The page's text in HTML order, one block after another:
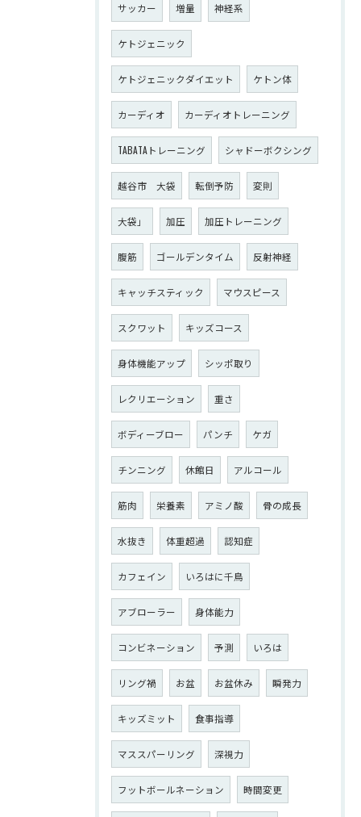
サッカー 増量 神経系
ケトジェニック
ケトジェニックダイエット ケトン体
カーディオ カーディオトレーニング
TABATAトレーニング シャドーボクシング
越谷市 大袋 転倒予防 変則
大袋」 加圧 加圧トレーニング
腹筋 ゴールデンタイム 反射神経
キャッチスティック マウスピース
スクワット キッズコース
身体機能アップ シッポ取り
レクリエーション 重さ
ボディーブロー パンチ ケガ
チンニング 休館日 アルコール
筋肉 栄養素 アミノ酸 骨の成長
水抜き 体重超過 認知症
カフェイン いろはに千鳥
アブローラー 身体能力
コンビネーション 予測 いろは
リング禍 お盆 お盆休み 瞬発力
キッズミット 食事指導
マススパーリング 深視力
フットボールネーション 時間変更